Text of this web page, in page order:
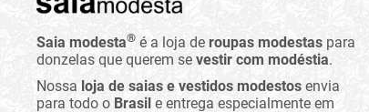
Saia modesta® é a loja de roupas modestas para
donzelas que querem se vestir com modéstia.
Nossa loja de saias e vestidos modestos envia
para todo o Brasil e entrega especialmente em